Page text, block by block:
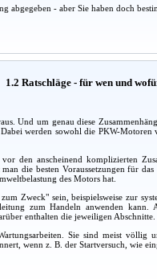
abgegeben - aber Sie haben doch
1.2 Ratschläge - für wen und
Und um genau diese
werden sowohl die PKW-
den anscheinend komplizierten
die besten Voraussetzungen für
des Motors hat.
Zweck" sein, beispielsweise zur
zum Handeln anwenden
enthalten die jeweiligen Abschnitte.
Sie sind meist
wenn z. B. der Startversuch, wie